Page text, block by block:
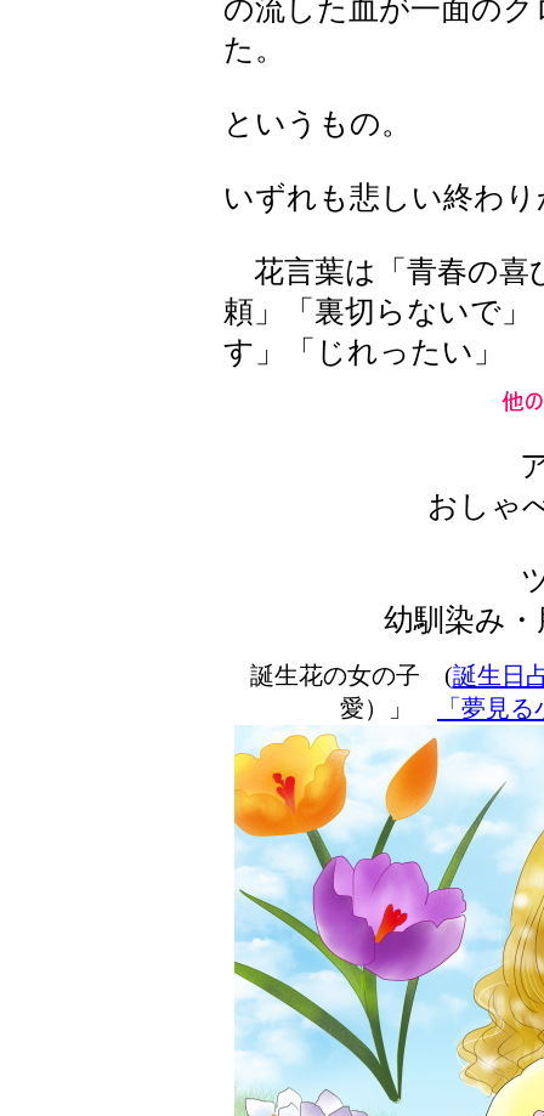
の流した血が一面の
た。
というもの。
いずれも悲しい終わ
花言葉は「青春の喜
頼」「裏切らないで
す」「じれったい」
おしゃ
幼馴染み
誕生花の女の子 (誕生日
愛）」
「夢見